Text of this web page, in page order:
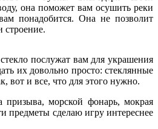
она поможет вам осушить реки
понадобится. Она не позволит
строение.
послужат вам для украшения
их довольно просто: стеклянные
вот и все, что для этого нужно.
призыва, морской фонарь, мокрая
предметы сделаю игру интереснее